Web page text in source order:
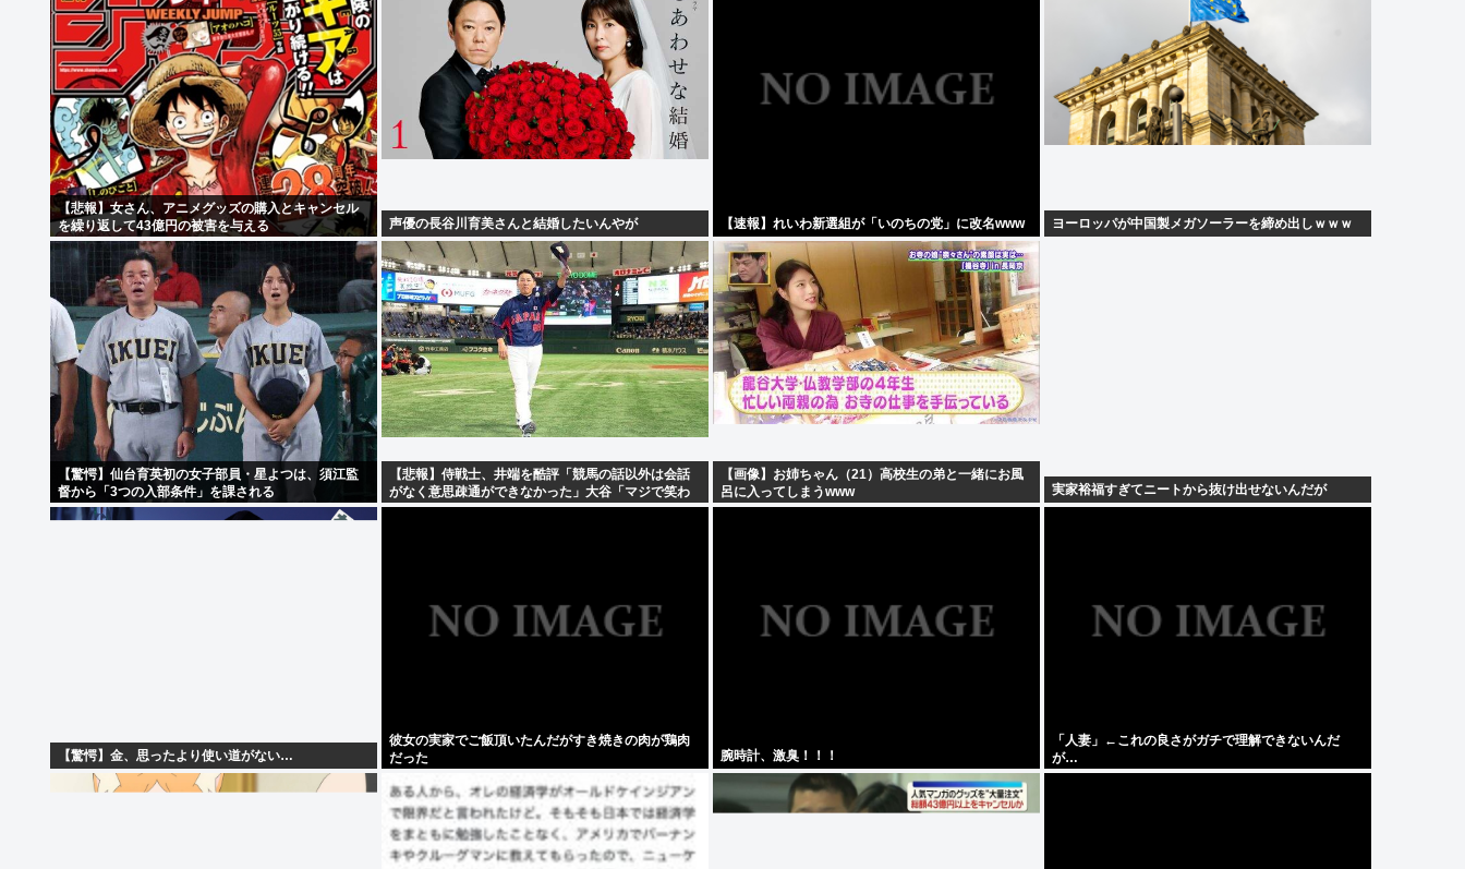
【悲報】女さん、アニメグッズの購入とキャンセル
を繰り返して43億円の被害を与える
声優の長谷川育美さんと結婚したいんやが 【速報】れいわ新選組が「いのちの党」に改名www ヨーロッパが中国製メガソーラーを締め出しｗｗｗ
【驚愕】仙台育英初の女子部員・星よつは、須江監
督から「3つの入部条件」を課される
【悲報】侍戦士、井端を酷評「競馬の話以外は会話
がなく意思疎通ができなかった」大谷「マジで笑わ
なくね？」
【画像】お姉ちゃん（21）高校生の弟と一緒にお風
呂に入ってしまうwww
実家裕福すぎてニートから抜け出せないんだが
【驚愕】金、思ったより使い道がない…
彼女の実家でご飯頂いたんだがすき焼きの肉が鶏肉
だった
腕時計、激臭！！！
「人妻」←これの良さがガチで理解できないんだ
が…